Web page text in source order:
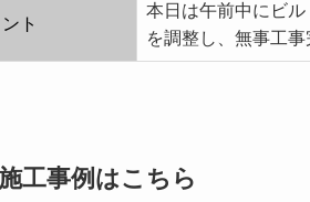
ト
本日は午前中にビ
を調整し、無事工事
工事例はこちら